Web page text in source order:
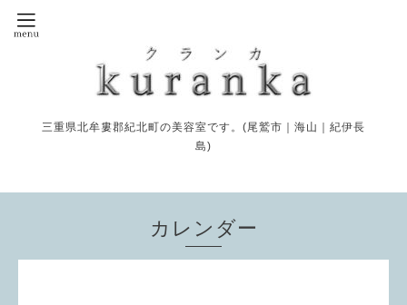
三重県北牟婁郡紀北町の美容室です。(尾鷲市｜海山｜紀伊長
島)
カレンダー